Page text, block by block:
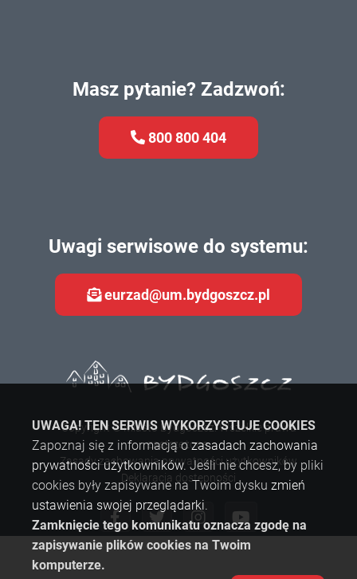
Masz pytanie? Zadzwoń:
800 800 404
Uwagi serwisowe do systemu:
eurzad@um.bydgoszcz.pl
Copyright © Miasto Bydgoszcz. Wszelkie prawa
zastrzeżone.
Zasady zachowania prywatności użytkowników
Deklaracja dostępności
UWAGA! TEN SERWIS WYKORZYSTUJE COOKIES
Zapoznaj się z informacją ozasadach zachowania
prywatności użytkowników. Jeśli nie chcesz, by pliki
cookies były zapisywane na Twoim dysku zmień
ustawienia swojej przeglądarki.
Zamknięcie tego komunikatu oznacza zgodę na
zapisywanie plików cookies na Twoim
komputerze.